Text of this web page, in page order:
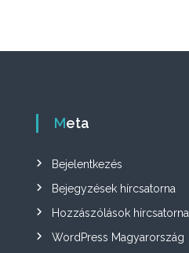
Meta
Bejelentkezés
Bejegyzések hírcsatorna
Hozzászólások hírcsatorna
WordPress Magyarország